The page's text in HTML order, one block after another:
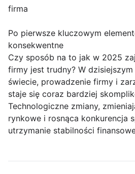
firma
Po pierwsze kluczowym
konsekwentne
Czy sposób na to jak w 2025
firmy jest trudny? W
świecie, prowadzenie firmy i
staje się coraz bardziej
Technologiczne zmiany,
rynkowe i rosnąca konkurencja
utrzymanie stabilności